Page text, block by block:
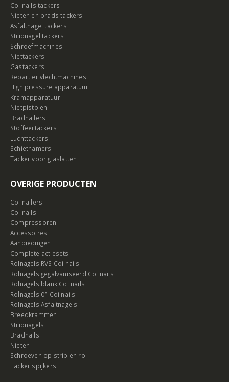
Coilnails tackers
Nieten en brads tackers
Asfaltnagel tackers
Stripnagel tackers
Schroefmachines
Niettackers
Gastackers
Rebartier vlechtmachines
High pressure apparatuur
Kramapparatuur
Nietpistolen
Bradnailers
Stoffeertackers
Luchttackers
Schiethamers
Tacker voor glaslatten
OVERIGE PRODUCTEN
Coilnailers
Coilnails
Compressoren
Accessoires
Aanbiedingen
Complete actiesets
Rolnagels RVS Coilnails
Rolnagels gegalvaniseerd Coilnails
Rolnagels blank Coilnails
Rolnagels 0° Coilnails
Rolnagels Asfaltnagels
Breedkrammen
Stripnagels
Bradnails
Nieten
Schroeven op strip en rol
Tacker spijkers